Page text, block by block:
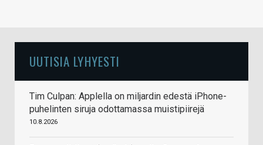
UUTISIA LYHYESTI
Tim Culpan: Applella on miljardin edestä iPhone-
puhelinten siruja odottamassa muistipiirejä
10.8.2026